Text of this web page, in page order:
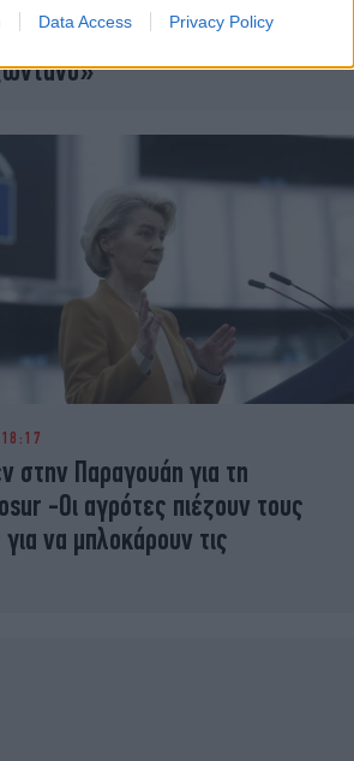
Data Access Privacy Policy
συμφωνίας με Κίνα
στην Παραγουάη για τη
-Οι αγρότες πιέζουν τους
να μπλοκάρουν τις